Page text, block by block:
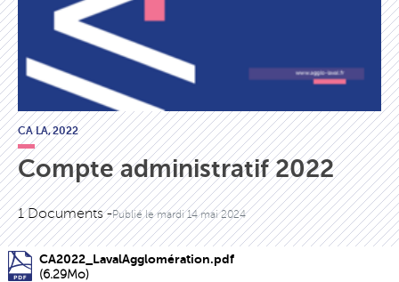
CA LA,2022
Compte administratif 2022
1 Documents -Publié lemardi 14 mai 2024
CA2022_LavalAgglomération.pdf
(6.29Mo)